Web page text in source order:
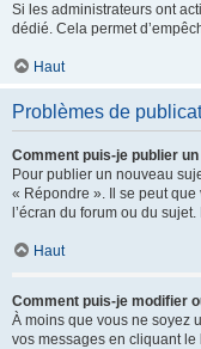
Si les administrateurs ont
dédié. Cela permet
Haut
Problèmes de
Comment puis-je publier
Pour publier un nouveau
« Répondre ». Il se peut
l’écran du forum ou du
Haut
Comment puis-je modifier
À moins que vous ne soyez
vos messages en cliquant